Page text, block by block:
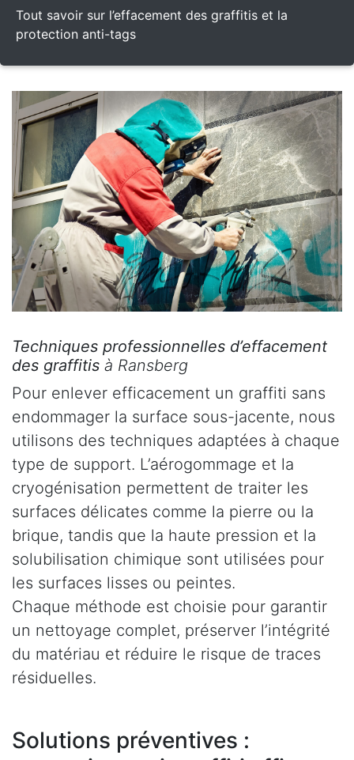
Tout savoir sur l’effacement des graffitis et la
protection anti-tags
Techniques professionnelles d’effacement
des graffitis à Ransberg
Pour enlever efficacement un graffiti sans
endommager la surface sous-jacente, nous
utilisons des techniques adaptées à chaque
type de support. L’aérogommage et la
cryogénisation permettent de traiter les
surfaces délicates comme la pierre ou la
brique, tandis que la haute pression et la
solubilisation chimique sont utilisées pour
les surfaces lisses ou peintes.
Chaque méthode est choisie pour garantir
un nettoyage complet, préserver l’intégrité
du matériau et réduire le risque de traces
résiduelles.
Solutions préventives :